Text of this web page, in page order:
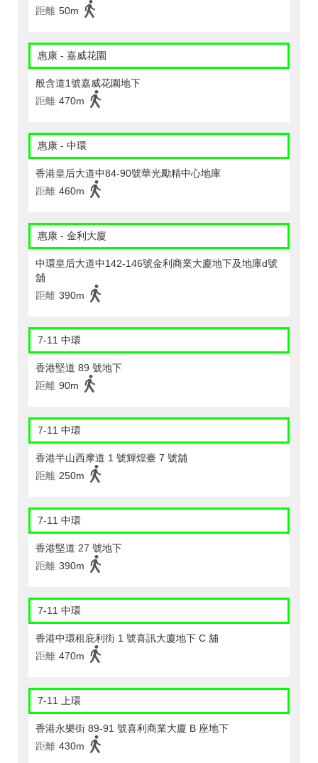
距離 50m
惠康 - 嘉威花園
般含道1號嘉威花園地下
距離 470m
惠康 - 中環
香港皇后大道中84-90號華光勵精中心地庫
距離 460m
惠康 - 金利大廈
中環皇后大道中142-146號金利商業大廈地下及地庫d號
舖
距離 390m
7-11 中環
香港堅道 89 號地下
距離 90m
7-11 中環
香港半山西摩道 1 號輝煌臺 7 號舖
距離 250m
7-11 中環
香港堅道 27 號地下
距離 390m
7-11 中環
香港中環租庇利街 1 號喜訊大廈地下 C 舖
距離 470m
7-11 上環
香港永樂街 89-91 號喜利商業大廈 B 座地下
距離 430m